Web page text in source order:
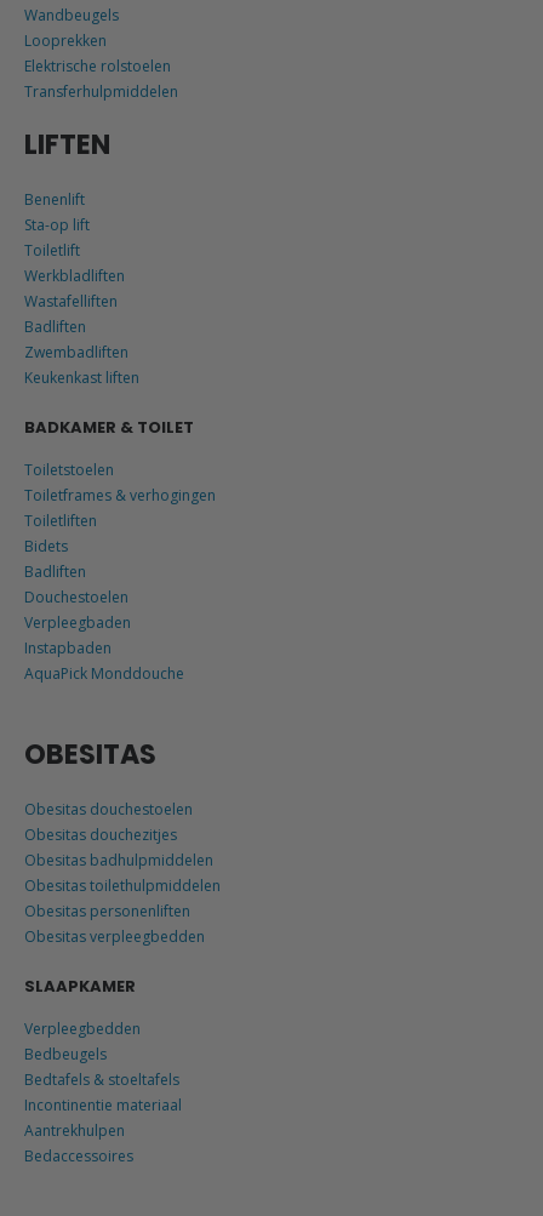
Wandbeugels
Looprekken
Elektrische rolstoelen
Transferhulpmiddelen
LIFTEN
Benenlift
Sta-op lift
Toiletlift
Werkbladliften
Wastafelliften
Badliften
Zwembadliften
Keukenkast liften
BADKAMER & TOILET
Toiletstoelen
Toiletframes & verhogingen
Toiletliften
Bidets
Badliften
Douchestoelen
Verpleegbaden
Instapbaden
AquaPick Monddouche
OBESITAS
Obesitas douchestoelen
Obesitas douchezitjes
Obesitas badhulpmiddelen
Obesitas toilethulpmiddelen
Obesitas personenliften
Obesitas verpleegbedden
SLAAPKAMER
Verpleegbedden
Bedbeugels
Bedtafels & stoeltafels
Incontinentie materiaal
Aantrekhulpen
Bedaccessoires